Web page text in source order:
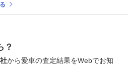
？
から愛車の査定結果をWebでお知